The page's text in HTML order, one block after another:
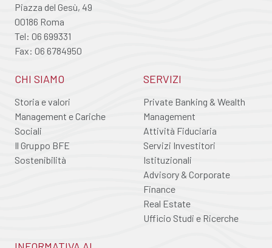
Piazza del Gesù, 49
00186 Roma
Tel: 06 699331
Fax: 06 6784950
CHI SIAMO
Storia e valori
Management e Cariche
Sociali
Il Gruppo BFE
Sostenibilità
SERVIZI
Private Banking & Wealth
Management
Attività Fiduciaria
Servizi Investitori
Istituzionali
Advisory & Corporate
Finance
Real Estate
Ufficio Studi e Ricerche